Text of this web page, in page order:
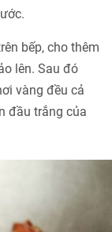
bếp, cho thêm
lên. Sau đó
vàng đều cả
đầu trắng của